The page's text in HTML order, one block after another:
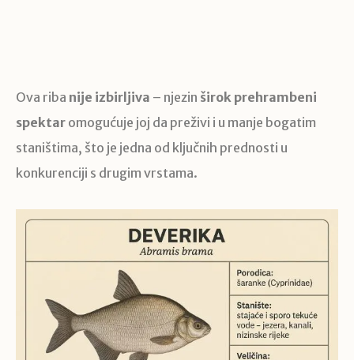
Ova riba nije izbirljiva – njezin širok prehrambeni
spektar omogućuje joj da preživi i u manje bogatim
staništima, što je jedna od ključnih prednosti u
konkurenciji s drugim vrstama.